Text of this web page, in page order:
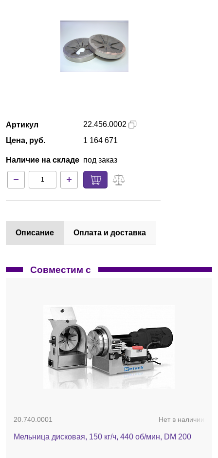
Партнеры
Технический сервис
Доставка и оплата
Артикул
Цена, руб.
Наличие на складе
22.456.0002
1 164 671
под заказ
Описание Оплата и доставка
Совместим с
20.740.0001 Нет в наличии
Мельница дисковая, 150 кг/ч, 440 об/мин, DM 200